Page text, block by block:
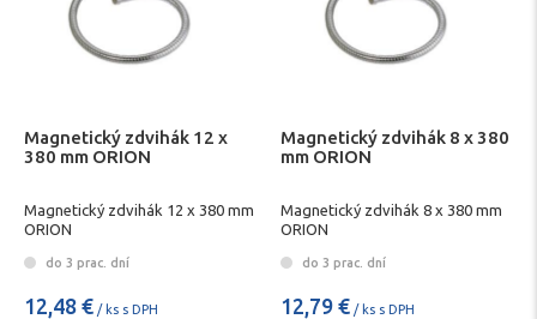
Magnetický zdvihák 12 x
380 mm ORION
Magnetický zdvihák 12 x 380 mm
ORION
do 3 prac. dní
12,48 € / ks s DPH
Magnetický zdvihák 8 x 380
mm ORION
Magnetický zdvihák 8 x 380 mm
ORION
do 3 prac. dní
12,79 € / ks s DPH